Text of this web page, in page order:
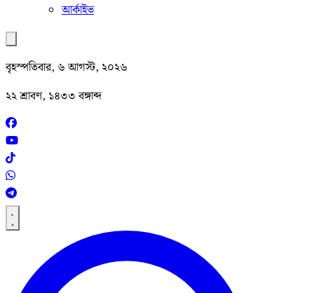
আর্কাইভ
বৃহস্পতিবার, ৬ আগস্ট, ২০২৬
২২ শ্রাবণ, ১৪৩৩ বঙ্গাব্দ